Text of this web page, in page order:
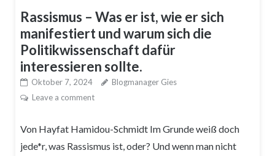
Rassismus – Was er ist, wie er sich
manifestiert und warum sich die
Politikwissenschaft dafür
interessieren sollte.
Oktober 7, 2024
Blogmanager Gies
Leave a comment
Von Hayfat Hamidou-Schmidt Im Grunde weiß doch
jede*r, was Rassismus ist, oder? Und wenn man nicht